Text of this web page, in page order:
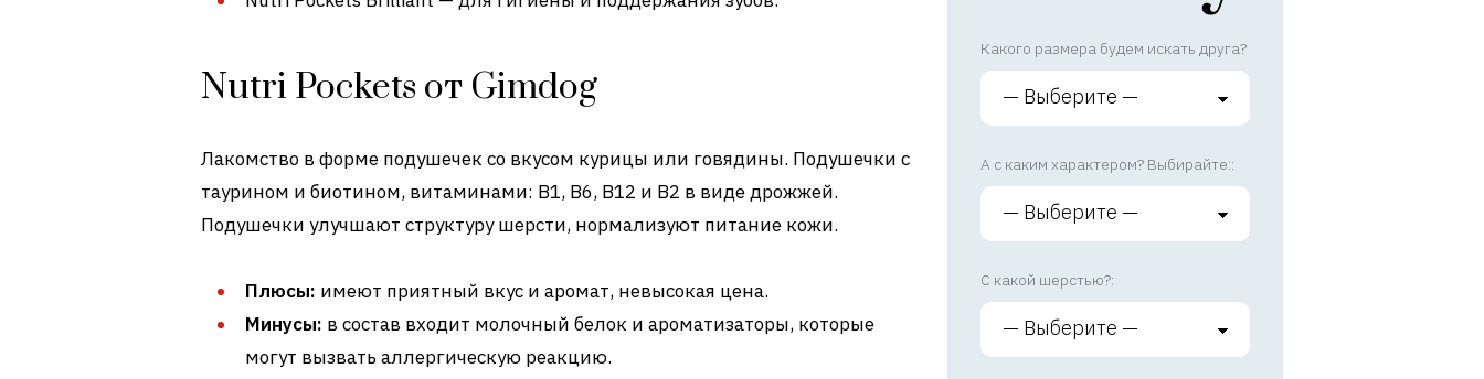
Nutri Pockets от Gimdog
Лакомство в форме подушечек со вкусом курицы или говядины. Подушечки с
таурином и биотином, витаминами: В1, В6, В12 и В2 в виде дрожжей.
Подушечки улучшают структуру шерсти, нормализуют питание кожи.
Плюсы: имеют приятный вкус и аромат, невысокая цена.
Минусы: в состав входит молочный белок и ароматизаторы, которые
могут вызвать аллергическую реакцию.
Какого размера будем искать друга?
А с каким характером? Выбирайте::
С какой шерстью?: